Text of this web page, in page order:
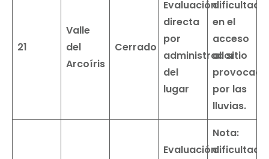
21
Valle
del
Arcoíris
Cerrado
Evaluación
directa
por
administrador
del
lugar
en el
acceso
alsitio
provocado
por las
lluvias.
Evaluación
Nota: